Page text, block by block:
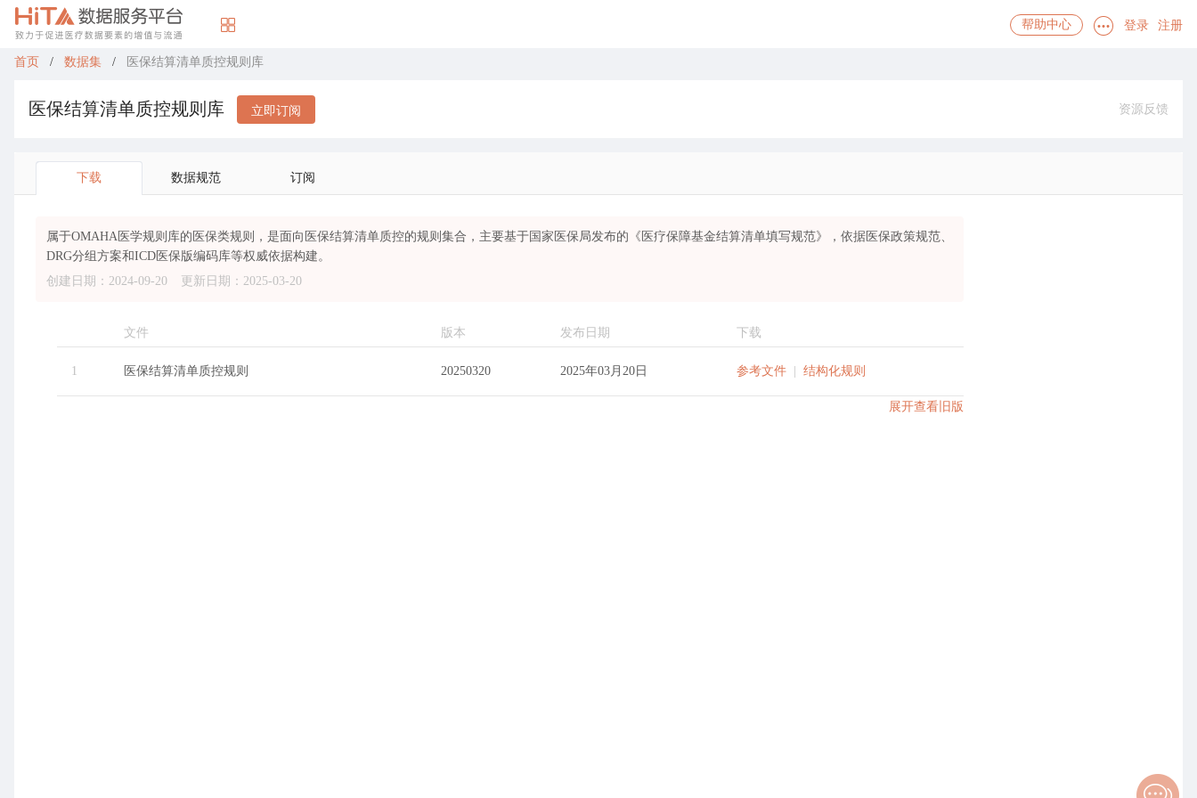
登录 注册
帮助中心
首页 / 数据集 / 医保结算清单质控规则库
医保结算清单质控规则库 资源反馈
立即订阅
下载 数据规范 订阅
属于OMAHA医学规则库的医保类规则，是面向医保结算清单质控的规则集合，主要基于国家医保局发布的《医疗保障基金结算清单填写规范》，依据医保政策规范、
DRG分组方案和ICD医保版编码库等权威依据构建。
创建日期：2024-09-20
更新日期：2025-03-20
文件 版本 发布日期 下载
1 医保结算清单质控规则 20250320 2025年03月20日 参考文件 结构化规则
展开查看旧版